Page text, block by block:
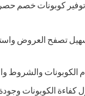
توفير كوبونات خصم
تصفح العروض
والشروط
الكوبونات